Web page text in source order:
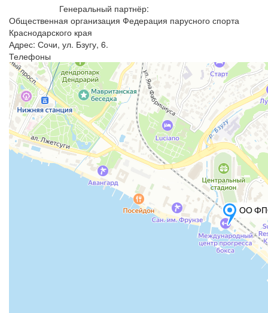
Генеральный партнёр:
Общественная организация Федерация парусного спорта
Краснодарского края
Адрес: Сочи, ул. Бзугу, 6.
Телефоны